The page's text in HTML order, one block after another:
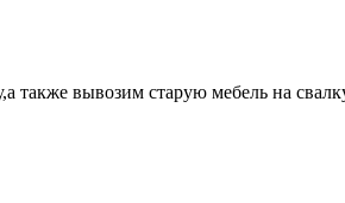
также вывозим старую мебель на